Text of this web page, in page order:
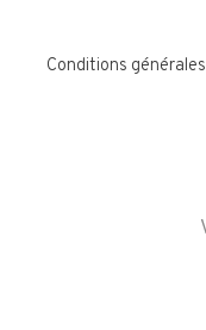
Conditions générales